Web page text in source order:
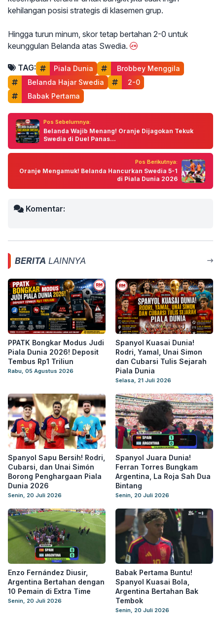
kehilangan posisi strategis di klasemen grup.
Hingga turun minum, skor tetap bertahan 2-0 untuk
keunggulan Belanda atas Swedia.
TAG: Piala Dunia
Brobbey Menggila
Belanda Hajar Swedia
2-0
Babak Pertama
Pos Sebelumnya:
Belanda Wajib Menang! Oranje Dijagokan Tekuk
Swedia di Duel Panas...
Pos Berikutnya:
Oranje Mengamuk! Belanda Hancurkan Swedia 5-1
di Piala Dunia 2026
Komentar:
BERITA LAINNYA
PPATK Bongkar Modus Judi
Piala Dunia 2026! Deposit
Tembus Rp1 Triliun
Rabu, 05 Agustus 2026
Spanyol Kuasai Dunia!
Rodri, Yamal, Unai Simon
dan Cubarsi Tulis Sejarah
Piala Dunia
Selasa, 21 Juli 2026
Spanyol Sapu Bersih! Rodri,
Cubarsi, dan Unai Simón
Borong Penghargaan Piala
Dunia 2026
Senin, 20 Juli 2026
Spanyol Juara Dunia!
Ferran Torres Bungkam
Argentina, La Roja Sah Dua
Bintang
Senin, 20 Juli 2026
Enzo Fernández Diusir,
Argentina Bertahan dengan
10 Pemain di Extra Time
Senin, 20 Juli 2026
Babak Pertama Buntu!
Spanyol Kuasai Bola,
Argentina Bertahan Bak
Tembok
Senin, 20 Juli 2026